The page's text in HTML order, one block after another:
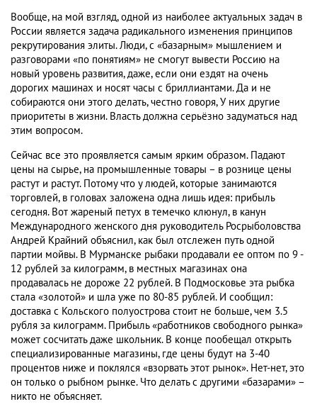
Вообще, на мой взгляд, одной из наиболее актуальных задач в
России является задача радикального изменения принципов
рекрутирования элиты. Люди, с «базарным» мышлением и
разговорами «по понятиям» не смогут вывести Россию на
новый уровень развития, даже, если они ездят на очень
дорогих машинах и носят часы с бриллиантами. Да и не
собираются они этого делать, честно говоря, У них другие
приоритеты в жизни. Власть должна серьёзно задуматься над
этим вопросом.
Сейчас все это проявляется самым ярким образом. Падают
цены на сырье, на промышленные товары – в рознице цены
растут и растут. Потому что у людей, которые занимаются
торговлей, в головах заложена одна лишь идея: прибыль
сегодня. Вот жареный петух в темечко клюнул, в канун
Международного женского дня руководитель Росрыболовства
Андрей Крайний объяснил, как был отслежен путь одной
партии мойвы. В Мурманске рыбаки продавали ее оптом по 9 -
12 рублей за килограмм, в местных магазинах она
продавалась не дороже 22 рублей. В Подмосковье эта рыбка
стала «золотой» и шла уже по 80-85 рублей. И сообщил:
доставка с Кольского полуострова стоит не больше, чем 3.5
рубля за килограмм. Прибыль «работников свободного рынка»
может сосчитать даже школьник. В конце пообещал открыть
специализированные магазины, где цены будут на 3-40
процентов ниже и поклялся «взорвать этот рынок». Нет-нет, это
он только о рыбном рынке. Что делать с другими «базарами» –
никто не объясняет.